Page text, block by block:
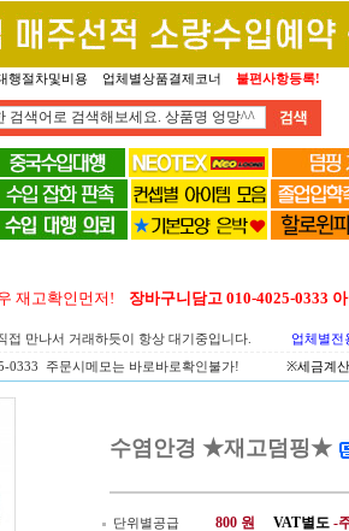
행절차및비용 업체별상품결제코너 불편사항등록!
재고확인먼저! 장바구니담고 010-4025-0333
직접 만나서 거래하듯이 항상 대기중입니다. 업체별전
0333 주문시메모는 바로바로확인불가! ※세금계
수염안경 ★재고덤핑★
단위별공급 800원 VAT별도-